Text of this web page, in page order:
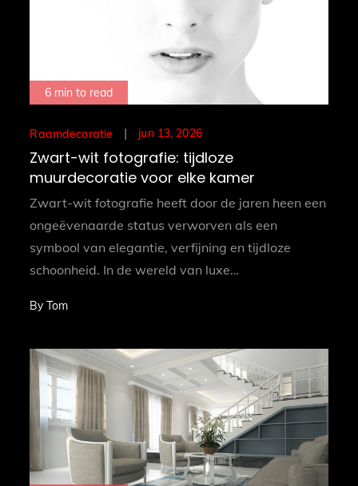
6 min to read
Raamdecoratie
Posted
on
jun 13, 2026
Zwart-wit fotografie: tijdloze
muurdecoratie voor elke kamer
Zwart-wit fotografie heeft door de jaren heen een
ongeëvenaarde status verworven als een
symbool van elegantie, verfijning en tijdloze
schoonheid. In de wereld van luxe…
ByTom